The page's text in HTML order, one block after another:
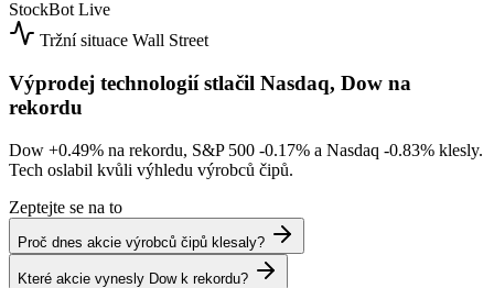
StockBot Live
Tržní situace Wall Street
Výprodej technologií stlačil Nasdaq, Dow na
rekordu
Dow +0.49% na rekordu, S&P 500 -0.17% a Nasdaq -0.83% klesly.
Tech oslabil kvůli výhledu výrobců čipů.
Zeptejte se na to
Proč dnes akcie výrobců čipů klesaly?
Které akcie vynesly Dow k rekordu?